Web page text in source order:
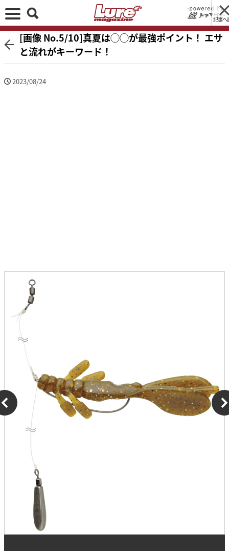
記事へ
[画像 No.5/10]真夏は◯◯が最強ポイント！ エサ
と流れがキーワード！
2023/08/24